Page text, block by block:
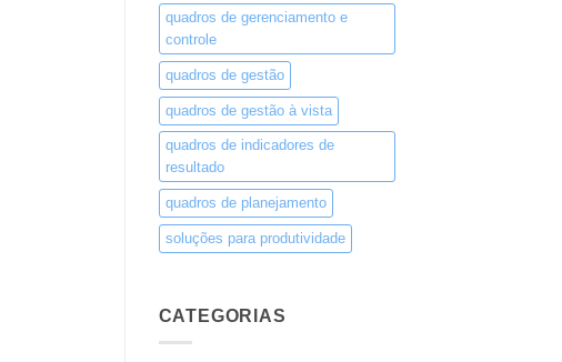
quadros de gerenciamento e
controle
quadros de gestão
quadros de gestão à vista
quadros de indicadores de
resultado
quadros de planejamento
soluções para produtividade
CATEGORIAS